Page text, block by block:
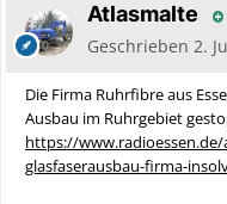
Atlasmalte
Geschrieben 2.
Die Firma Ruhrfibre aus
Ausbau im Ruhrgebiet
https://
glasfaserausbau-firma-